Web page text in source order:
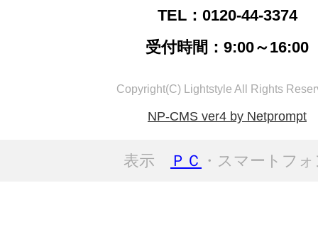
TEL：0120-44-3374
受付時間：9:00～16:00
Copyright(C) Lightstyle All Rights
NP-CMS ver4 by Netprompt
表示 ＰＣ ・スマートフ